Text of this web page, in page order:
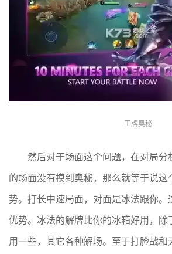
王牌奥秘
然后对于场面这个问题，在对局分
的场面没有摸到奥秘，那么就等于说这
势。打长中速局面，对面是冰法跟你。
优势。冰法的解牌比你的冰箱好用，除
用一些，其它各种解场。至于打脸战和